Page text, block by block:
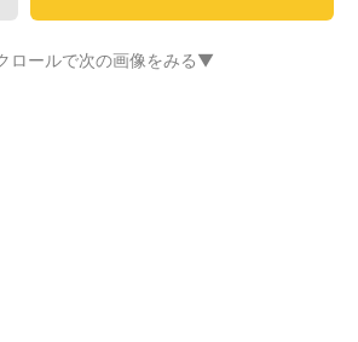
ロールで次の画像をみる▼